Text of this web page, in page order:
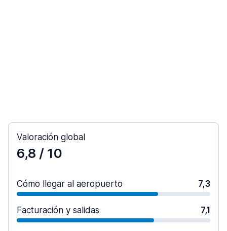
Valoración global
6,8 / 10
Cómo llegar al aeropuerto 7,3
Facturación y salidas 7,1